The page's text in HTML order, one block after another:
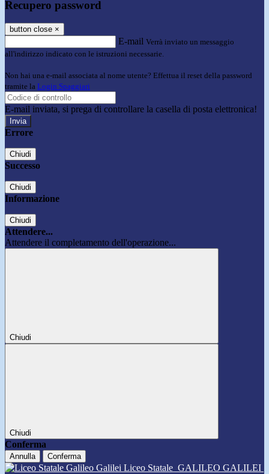
Recupero password
button close ×
E-mail Verrà inviato un messaggio
all'indirizzo indicato con le istruzioni necessarie.
Non hai una e-mail associata al nome utente? Effettua il reset della password
tramite la Login Spaggiari
E-mail inviata, si prega di controllare la casella di posta elettronica!
Errore
Chiudi
Successo
Chiudi
Informazione
Chiudi
Attendere...
Attendere il completamento dell'operazione...
Chiudi
Chiudi
Conferma
Annulla Conferma
Liceo Statale GALILEO GALILEI